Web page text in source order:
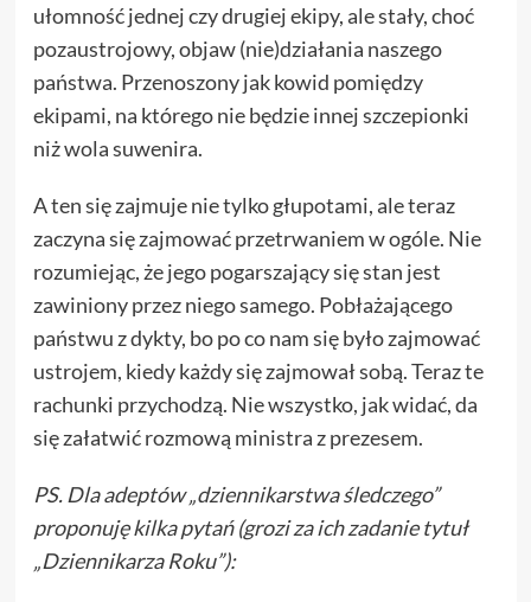
ułomność jednej czy drugiej ekipy, ale stały, choć
pozaustrojowy, objaw (nie)działania naszego
państwa. Przenoszony jak kowid pomiędzy
ekipami, na którego nie będzie innej szczepionki
niż wola suwenira.
A ten się zajmuje nie tylko głupotami, ale teraz
zaczyna się zajmować przetrwaniem w ogóle. Nie
rozumiejąc, że jego pogarszający się stan jest
zawiniony przez niego samego. Pobłażającego
państwu z dykty, bo po co nam się było zajmować
ustrojem, kiedy każdy się zajmował sobą. Teraz te
rachunki przychodzą. Nie wszystko, jak widać, da
się załatwić rozmową ministra z prezesem.
PS. Dla adeptów „dziennikarstwa śledczego”
proponuję kilka pytań (grozi za ich zadanie tytuł
„Dziennikarza Roku”):